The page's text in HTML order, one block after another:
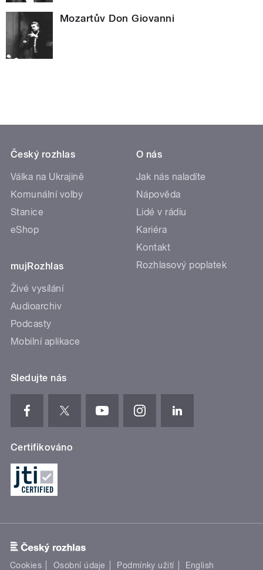
Mozartův Don Giovanni
Český rozhlas
Válka na Ukrajině
Komunální volby
Stanice
eShop
mujRozhlas
Živé vysílání
Audioarchiv
Podcasty
Mobilní aplikace
O nás
Jak nás naladíte
Nápověda
Lidé v rádiu
Kariéra
Kontakt
Rozhlasový poplatek
Sledujte nás
Certifikováno
Cookies Osobní údaje Podmínky užití English